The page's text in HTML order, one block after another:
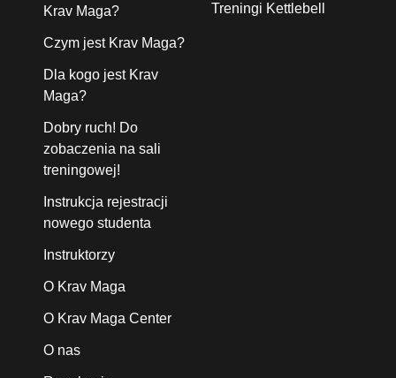
Krav Maga?
Czym jest Krav Maga?
Dla kogo jest Krav
Maga?
Dobry ruch! Do
zobaczenia na sali
treningowej!
Instrukcja rejestracji
nowego studenta
Instruktorzy
O Krav Maga
O Krav Maga Center
O nas
Treningi Kettlebell